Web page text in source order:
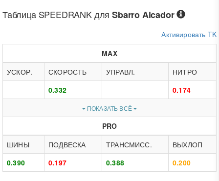
Таблица SPEEDRANKдляSbarro Alcador
Активировать TK
MAX
УСКОР.
СКОРОСТЬ УПРАВЛ.
НИТРО
-
0.332 - 0.174
ПОКАЗАТЬ ВСЁ
PRO
ШИНЫ
ПОДВЕСКА ТРАНСМИСС.
ВЫХЛОП
0.390
0.197 0.388 0.200